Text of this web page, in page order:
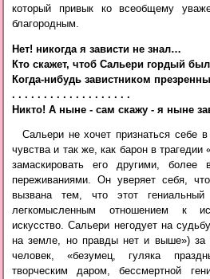
который привык ко всеобщему
благородным.
Нет! никогда я зависти не знал…
Кто скажет, чтоб Сальери гордый был
Когда-нибудь завистником
. . . . . . . . . . . . . . . . . . .
Сальери не хочет признаться себе
чувства и так же, как барон в трагедии
замаскировать его другими, более
переживаниями. Он уверяет себя,
вызвана тем, что этот гениальный
легкомысленным отношением к
искусство. Сальери негодует на
на земле, но правды нет и выше») за
человек, «безумец, гуляка
творческим даром, бессмертной